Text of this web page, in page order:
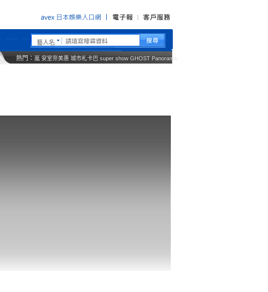
藝人名
熱門： 嵐 安室奈美惠 城市札卡巴 super show GHOST Panorama